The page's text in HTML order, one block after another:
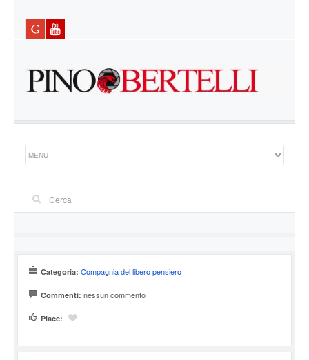
Categoria: Compagnia del libero pensiero
Commenti: nessun commento
Piace: